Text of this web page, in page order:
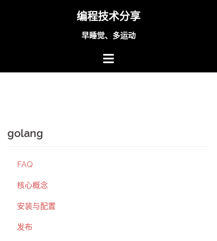
编程技术分享
早睡觉、多运动
golang
FAQ
核心概念
安装与配置
发布